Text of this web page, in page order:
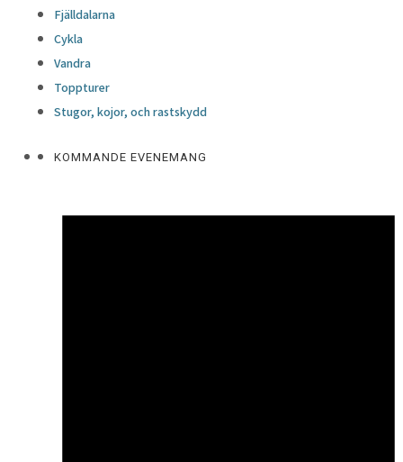
Fjälldalarna
Cykla
Vandra
Toppturer
Stugor, kojor, och rastskydd
KOMMANDE EVENEMANG